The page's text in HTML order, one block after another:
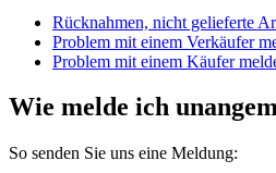
Rücknahmen, nicht gelieferte
Problem mit einem Verkäufer
Problem mit einem Käufer
Wie melde ich
So senden Sie uns eine Meldung: